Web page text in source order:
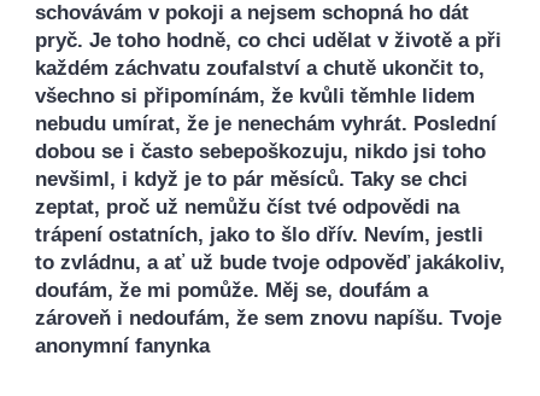
schovávám v pokoji a nejsem schopná ho dát
pryč. Je toho hodně, co chci udělat v životě a při
každém záchvatu zoufalství a chutě ukončit to,
všechno si připomínám, že kvůli těmhle lidem
nebudu umírat, že je nenechám vyhrát. Poslední
dobou se i často sebepoškozuju, nikdo jsi toho
nevšiml, i když je to pár měsíců. Taky se chci
zeptat, proč už nemůžu číst tvé odpovědi na
trápení ostatních, jako to šlo dřív. Nevím, jestli
to zvládnu, a ať už bude tvoje odpověď jakákoliv,
doufám, že mi pomůže. Měj se, doufám a
zároveň i nedoufám, že sem znovu napíšu. Tvoje
anonymní fanynka